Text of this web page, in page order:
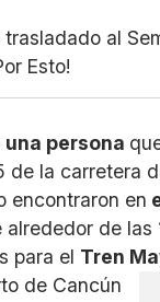
trasladado al
Esto!
persona
de la carretera
encontraron en
alrededor de
para el Tren